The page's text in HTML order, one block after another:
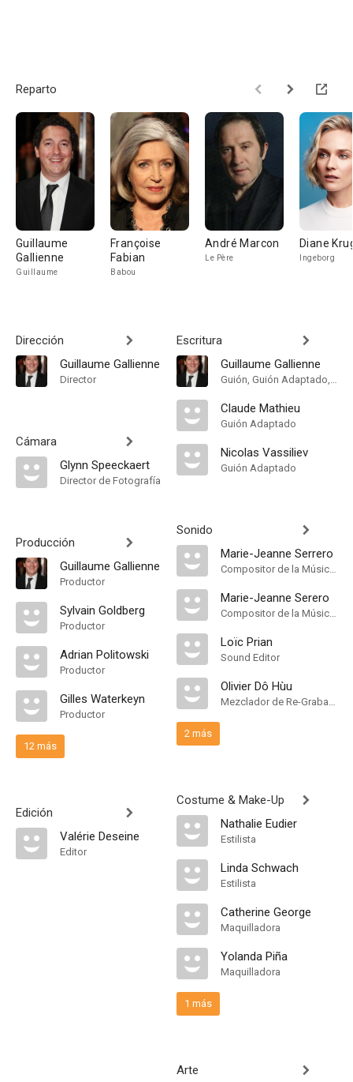
Reparto
Guillaume
Gallienne
Guillaume
Françoise
Fabian
Babou
André Marcon
Le Père
Diane
Ingeborg
Dirección
Guillaume Gallienne
Director
Cámara
Glynn Speeckaert
Director de Fotografía
Producción
Guillaume Gallienne
Productor
Sylvain Goldberg
Productor
Adrian Politowski
Productor
Gilles Waterkeyn
Productor
12 más
Edición
Valérie Deseine
Editor
Escritura
Guillaume Gallienne
Guión, Guión Adaptado, Theatre Play
Claude Mathieu
Guión Adaptado
Nicolas Vassiliev
Guión Adaptado
Sonido
Marie-Jeanne Serrero
Compositor de la Música Original
Marie-Jeanne Serero
Compositor de la Música Original
Loïc Prian
Sound Editor
Olivier Dô Hùu
Mezclador de Re-Grabación de Sonido
2 más
Costume & Make-Up
Nathalie Eudier
Estilista
Linda Schwach
Estilista
Catherine George
Maquilladora
Yolanda Piña
Maquilladora
1 más
Arte